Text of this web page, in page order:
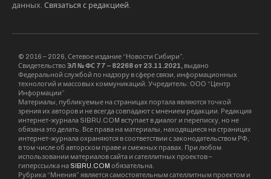
данных. Связаться с редакцией
© 2016 – 2026, Сетевое издание “Новости Сибири”.
Свидетельство ЭЛ № ФС 77 – 82268 от 23.11.2021, выдано
Федеральной службой по надзору в сфере связи, информационных
технологий и массовых коммуникаций. Учредитель: ООО “Центр
Информации”
Материалы, публикуемые на страницах портала являются точкой
зрения их авторов и не всегда совпадают с мнением редакции. Редакция
интернет-журнала SIBRU.COM вступает в диалог и переписку, но не
обязана это делать. Все права на материалы, находящиеся на страницах
интернет-журнала охраняются в соответствии с законодательством РФ,
в том числе об авторском праве и смежных правах. При любом
использовании материалов сайта и сателлитных проектов –
гиперссылка на SIBRU.COM обязательна.
Рубрика “Мнения” является самостоятельным сателлитным проектом и